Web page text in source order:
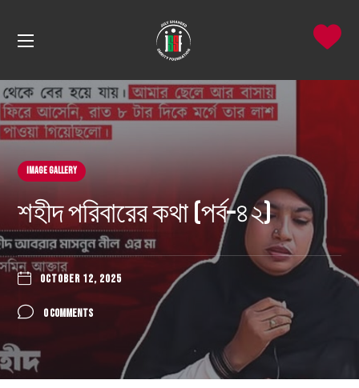
Image Gallery
শহীদ পরিবারের কথা (পর্ব–৪২)
OCTOBER 12, 2025
0 COMMENTS